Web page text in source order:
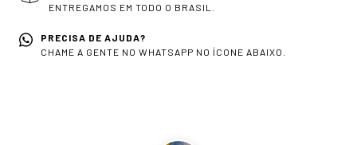
ENTREGAMOS EM TODO O BRASIL.
PRECISA DE AJUDA?
CHAME A GENTE NO WHATSAPP NO ÍCONE ABAIXO.